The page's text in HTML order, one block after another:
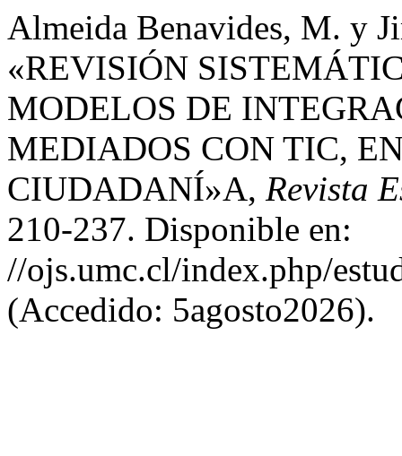
Almeida Benavides, M. y
«REVISIÓN
MODELOS DE
MEDIADOS CON TIC,
CIUDADANÍ»A, Revista
210-237. Disponible en:
//ojs.umc.cl/index.php/
(Accedido: 5agosto2026).